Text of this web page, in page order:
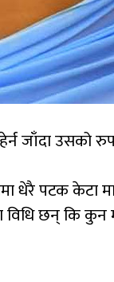
जाँदा उसको
धेरै पटक केटा
विधि छन् कि